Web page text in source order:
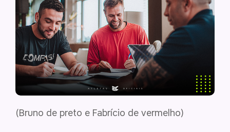
(Bruno de preto e Fabrício de vermelho)